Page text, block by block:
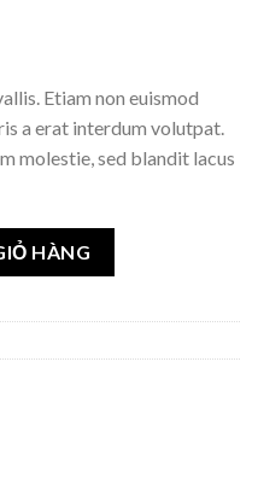
Etiam non euismod
a erat interdum volutpat.
molestie, sed blandit lacus
HÀNG